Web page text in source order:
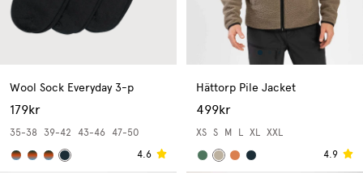
Wool Sock Everyday 3-p
179kr
35-38 39-42 43-46
47-50
4.6
Hättorp Pile Jacket
499kr
XS S M L XL XXL
4.9